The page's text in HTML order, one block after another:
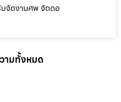
บจัดงานศพ จัดดอ
ามทั้งหมด